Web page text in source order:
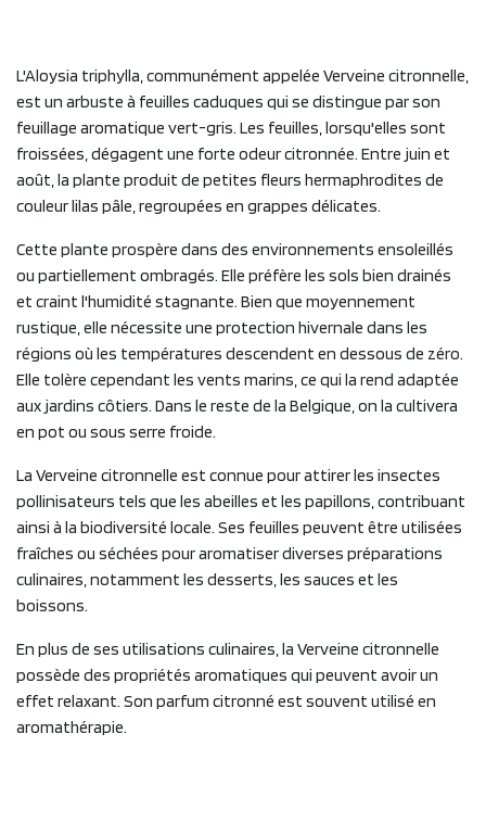
L'Aloysia triphylla, communément appelée Verveine citronnelle,
est un arbuste à feuilles caduques qui se distingue par son
feuillage aromatique vert-gris. Les feuilles, lorsqu'elles sont
froissées, dégagent une forte odeur citronnée. Entre juin et
août, la plante produit de petites fleurs hermaphrodites de
couleur lilas pâle, regroupées en grappes délicates.
Cette plante prospère dans des environnements ensoleillés
ou partiellement ombragés. Elle préfère les sols bien drainés
et craint l'humidité stagnante. Bien que moyennement
rustique, elle nécessite une protection hivernale dans les
régions où les températures descendent en dessous de zéro.
Elle tolère cependant les vents marins, ce qui la rend adaptée
aux jardins côtiers. Dans le reste de la Belgique, on la cultivera
en pot ou sous serre froide.
La Verveine citronnelle est connue pour attirer les insectes
pollinisateurs tels que les abeilles et les papillons, contribuant
ainsi à la biodiversité locale. Ses feuilles peuvent être utilisées
fraîches ou séchées pour aromatiser diverses préparations
culinaires, notamment les desserts, les sauces et les
boissons.
En plus de ses utilisations culinaires, la Verveine citronnelle
possède des propriétés aromatiques qui peuvent avoir un
effet relaxant. Son parfum citronné est souvent utilisé en
aromathérapie.